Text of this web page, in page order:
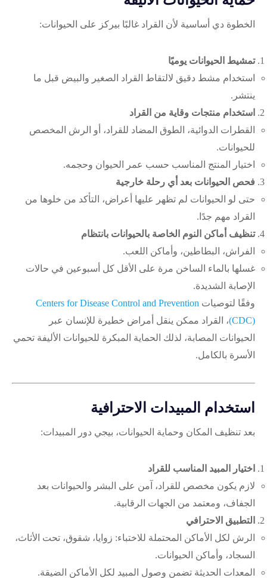
الخطوة دي أساسية لأن القراد غالبًا بيركز على الحيوانات:
تمشيط الحيوانات يوميًا
استخدام مشط دقيق لالتقاط القراد الصغير والبيض قبل ما
ينتشر.
استخدام منتجات وقاية من القراد
القطرات الدوائية، الطوق المضاد للقراد، أو الرش المخصص
للحيوانات.
اختيار المنتج المناسب حسب عمر الحيوان وحجمه.
فحص الحيوانات بعد أي رحلة خارجية
حتى لو الحيوانات لم تظهر عليها أعراض، التأكد من خلوها من
القراد مهم جدًا.
تنظيف أماكن النوم الخاصة بالحيوانات بانتظام
الفراش، البطاطين، وأماكن اللعب.
غسلها بالماء الساخن مرة على الأقل كل أسبوعين في حالات
الإصابة الشديدة.
وفقًا لتوصيات Centers for Disease Control and Prevention
(CDC)، القراد ممكن ينقل أمراض خطيرة للإنسان عبر
الحيوانات المصابة، لذلك الحماية المبكرة للحيوانات الأليفة تحمي
الأسرة بالكامل.
استخدام المبيدات الاحترافية
بعد تنظيف المكان وحماية الحيوانات، بيجي دور المبيدات:
اختيار المبيد المناسب للقراد
لازم يكون مخصص للقراد، آمن على البشر والحيوانات بعد
الجفاف، ومعتمد من الجهات الرقابية.
التطبيق الاحترافي
الرش لكل الأماكن المحتملة للاختباء: زوايا، شقوق، تحت الأثاث،
السجاد، وأماكن الحيوانات.
المعدات الحديثة تضمن وصول المبيد لكل الأماكن الضيقة.